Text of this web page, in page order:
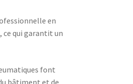
en
ce qui garantit un
font
bâtiment et de